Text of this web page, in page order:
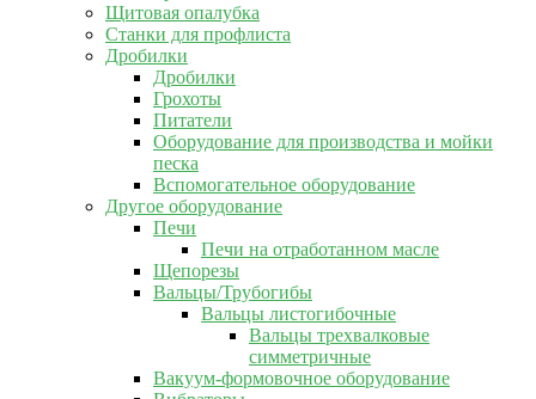
Щитовая опалубка
Станки для профлиста
Дробилки
Дробилки
Грохоты
Питатели
Оборудование для производства и мойки
песка
Вспомогательное оборудование
Другое оборудование
Печи
Печи на отработанном масле
Щепорезы
Вальцы/Трубогибы
Вальцы листогибочные
Вальцы трехвалковые
симметричные
Вакуум-формовочное оборудование